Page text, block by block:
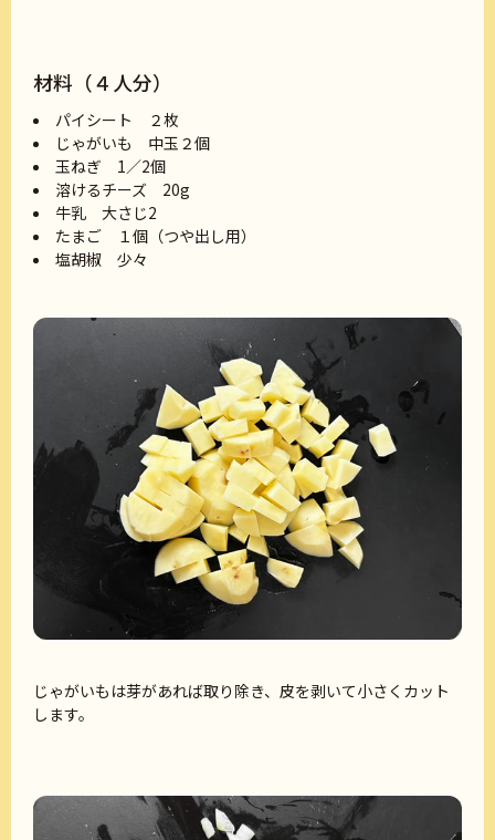
材料（４人分）
パイシート ２枚
じゃがいも 中玉２個
玉ねぎ 1／2個
溶けるチーズ 20g
牛乳 大さじ2
たまご １個（つや出し用）
塩胡椒 少々
じゃがいもは芽があれば取り除き、皮を剥いて小さくカット
します。